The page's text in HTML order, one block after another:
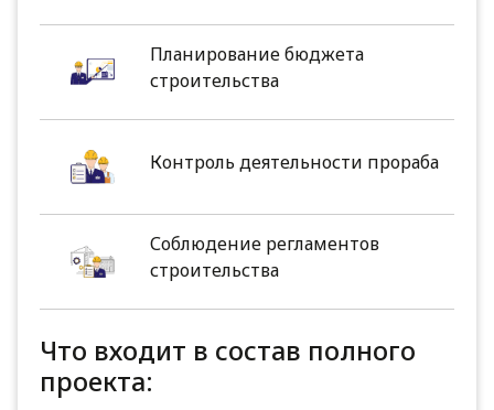
Планирование бюджета
строительства
Контроль деятельности прораба
Соблюдение регламентов
строительства
Что входит в состав полного
проекта: